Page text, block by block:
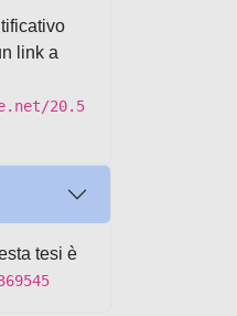
link a
20.5
tesi è